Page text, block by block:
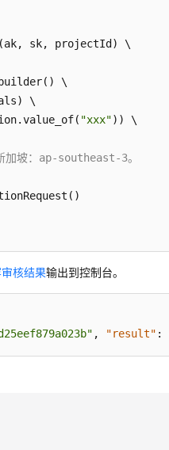
sk, projectId) \
\
\
"xxx")) \
加坡：ap-southeast-3。
,
核结果输出到控制台。
, "result" :